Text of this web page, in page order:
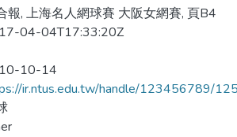
報, 上海名人網球賽 大阪女網賽, 頁B4
04-04T17:33:20Z
10-14
ir.ntus.edu.tw/handle/123456789/